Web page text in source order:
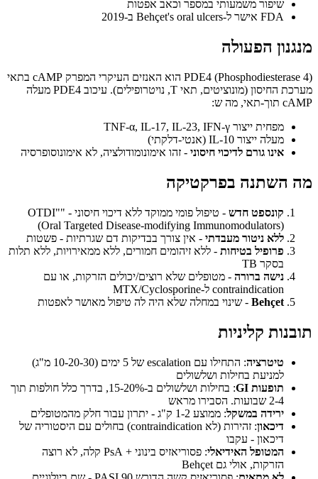
שיפור משמעותי במספר וכאב אפטות
FDA אישר ל-Behçet's oral ulcers ב-2019
מנגנון הפעולה
PDE4 (Phosphodiesterase 4) הוא האנזים העיקרי המפרק cAMP בתאי
מערכת החיסון (מונוציטים, תאי T, נויטרופילים). עיכוב PDE4 מעלה
cAMP תוך-תאי, מה ש:
מפחית ייצור TNF-α, IL-17, IL-23, IFN-γ
מעלה ייצור IL-10 (אנטי-דלקתי)
אינו גורם לדיכוי חיסוני - זהו אימונומודולציה, לא אימונוסופרסיה
מה השתנה בפרקטיקה
קונספט חדש
- טיפול פומי ממוקד ללא דיכוי חיסוני - "OTDI"
(Oral Targeted Disease-modifying Immunomodulators)
ללא ניטור מעבדתי - אין צורך בבדיקות דם שגרתיות - פשטות
פרופיל בטיחות - ללא זיהומים חמורים, ללא ממאירויות, ללא תלות
בסקר TB
נישה ברורה - מטופלים שלא רוצים/יכולים הזרקות, או עם
contraindication ל-MTX/Cyclosporine
Behçet - שינוי במחלה שלא היה לה טיפול מאושר לאפטות
תובנות קליניות
טיטרציה
: התחילו עם escalation של 5 ימים (10-20-30 מ"ג)
למניעת בחילות ושלשולים
תופעות GI
: בחילות ושלשולים ב-15-20%, בדרך כלל חולפות תוך
2-4 שבועות. הסבירו מראש
ירידה במשקל: ממוצע 1-2 ק"ג - יתרון עבור חלק מהמטופלים
דיכאון
: זהירות (לא contraindication) בחולים עם היסטוריה של
דיכאון - עקבו
המטופל האידיאלי
: פסוריאזיס בינוני + PsA קלה, לא רוצה
הזרקות, אולי גם Behçet